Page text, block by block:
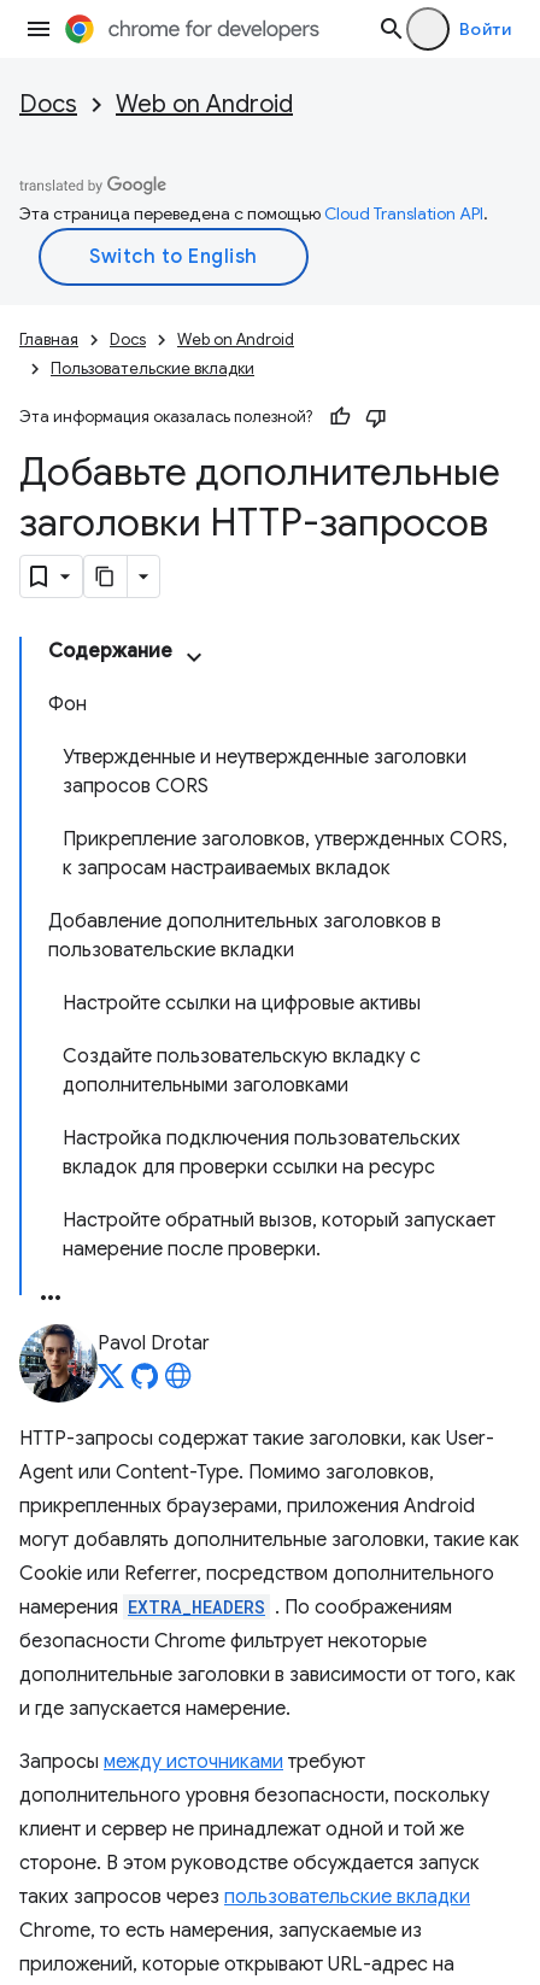
Войти
Docs Web on Android
Эта страница переведена с помощьюCloud Translation API.
Главная Docs
Web on Android
Пользовательские вкладки
Эта информация оказалась полезной?
Добавьте дополнительные
заголовки HTTP-запросов
Содержание
Фон
Утвержденные и неутвержденные заголовки
запросов CORS
Прикрепление заголовков, утвержденных CORS,
к запросам настраиваемых вкладок
Добавление дополнительных заголовков в
пользовательские вкладки
Настройте ссылки на цифровые активы
Создайте пользовательскую вкладку с
дополнительными заголовками
Настройка подключения пользовательских
вкладок для проверки ссылки на ресурс
Настройте обратный вызов, который запускает
намерение после проверки.
Pavol Drotar
HTTP-запросы содержат такие заголовки, как User-
Agent или Content-Type. Помимо заголовков,
прикрепленных браузерами, приложения Android
могут добавлять дополнительные заголовки, такие как
Cookie или Referrer, посредством дополнительного
намерения EXTRA_HEADERS . По соображениям
безопасности Chrome фильтрует некоторые
дополнительные заголовки в зависимости от того, как
и где запускается намерение.
Запросы между источниками требуют
дополнительного уровня безопасности, поскольку
клиент и сервер не принадлежат одной и той же
стороне. В этом руководстве обсуждается запуск
таких запросов через пользовательские вкладки
Chrome, то есть намерения, запускаемые из
приложений, которые открывают URL-адрес на